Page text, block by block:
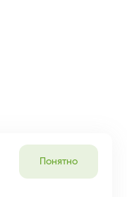
Понятно